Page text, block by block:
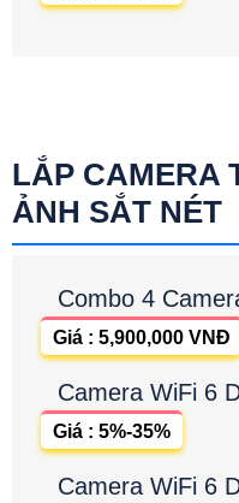
LẮP CAMERA
ẢNH SẮT NÉT
Combo 4
Giá : 5,900,000 VNĐ
Camera WiFi 6
Giá : 5%-35%
Camera WiFi 6